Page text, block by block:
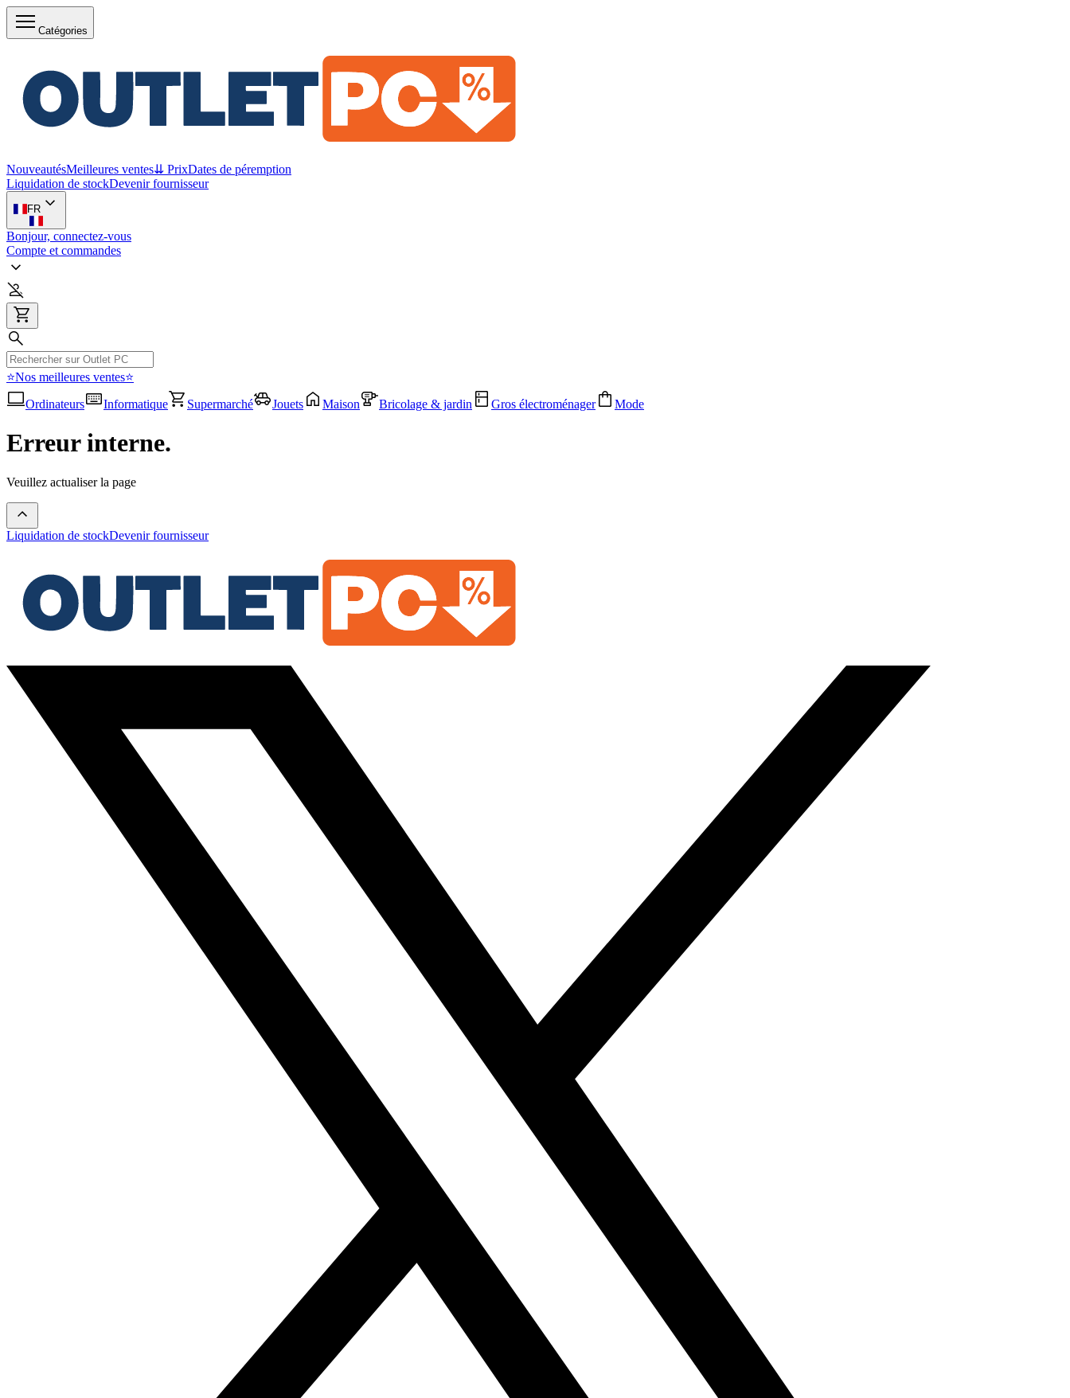
Catégories
NouveautésMeilleures ventes⇊ PrixDates de péremption
Liquidation de stockDevenir fournisseur
FR
Bonjour, connectez-vous
Compte et commandes
⭐Nos meilleures ventes⭐
Ordinateurs
Informatique Supermarché Jouets Maison Bricolage & jardin Gros électroménager Mode
Erreur interne.
Veuillez actualiser la page
Liquidation de stockDevenir fournisseur